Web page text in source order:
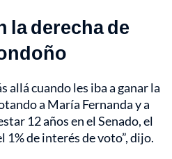
la derecha de
allá cuando les iba a ganar la
a María Fernanda y a
12 años en el Senado, el
de interés de voto”, dijo.